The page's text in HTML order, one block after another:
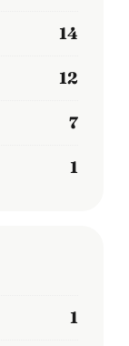
14
12
7
1
1